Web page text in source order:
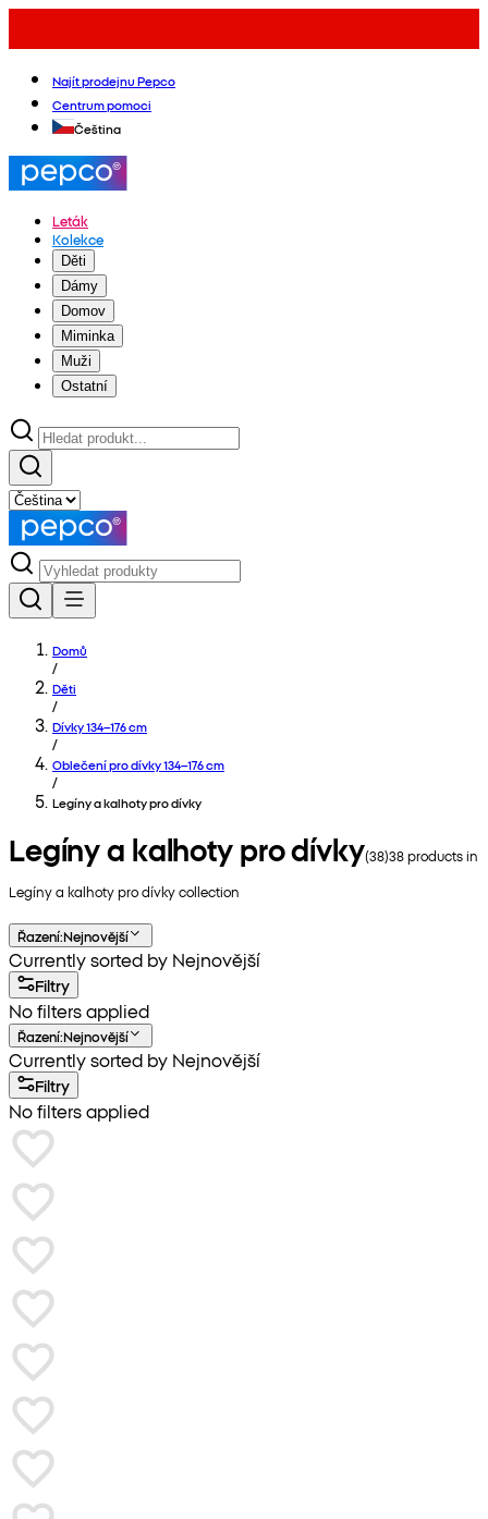
Najít prodejnu Pepco
Centrum pomoci
Čeština
Leták
Kolekce
Děti
Dámy
Domov
Miminka
Muži
Ostatní
Domů
/
Děti
/
Dívky 134–176 cm
/
Oblečení pro dívky 134–176 cm
/
Legíny a kalhoty pro dívky
Legíny a kalhoty pro dívky(38)38products in
Legíny a kalhoty pro dívkycollection
Řazení:Nejnovější
Currently sorted by Nejnovější
Filtry
No filters applied
Řazení:Nejnovější
Currently sorted by Nejnovější
Filtry
No filters applied